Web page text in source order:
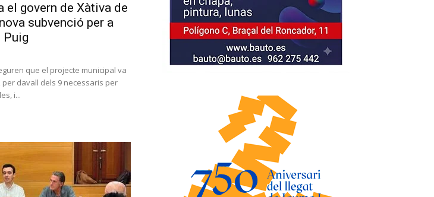
el govern de Xàtiva de
subvenció per a
Puig
que el projecte municipal va
per davall dels 9 necessaris per
i...